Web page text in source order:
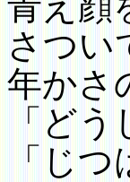
さつい
年かさ
「ど
「じ